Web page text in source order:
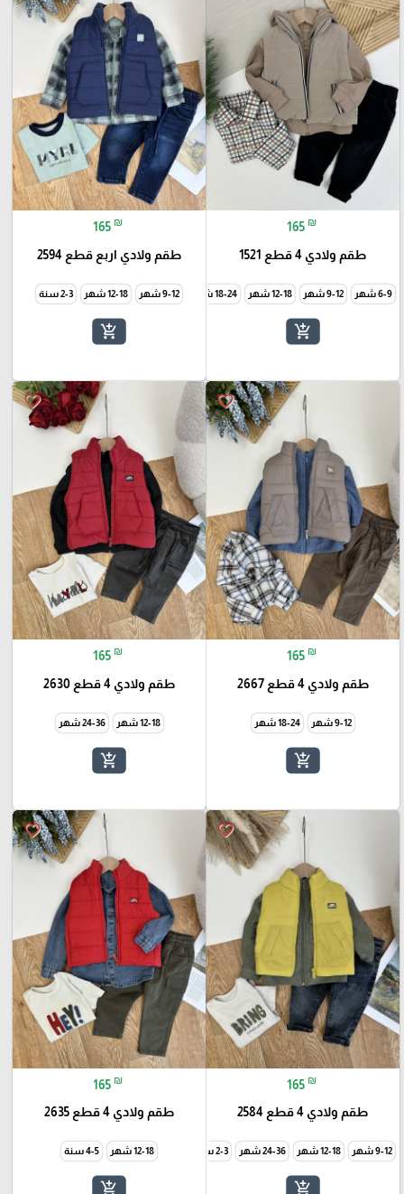
165 ₪
طقم ولادي 4 قطع 1521
6-9 شهر 9-12 شهر 12-18 شهر 18-24 شهر
add_shopping_cart
165 ₪
طقم ولادي اربع قطع 2594
9-12 شهر 12-18 شهر 2-3 سنة
add_shopping_cart
favorite_border
165 ₪
طقم ولادي 4 قطع 2667
9-12 شهر 18-24 شهر
add_shopping_cart
favorite_border
165 ₪
طقم ولادي 4 قطع 2630
12-18 شهر 24-36 شهر
add_shopping_cart
favorite_border
165 ₪
طقم ولادي 4 قطع 2584
9-12 شهر 12-18 شهر 24-36 شهر 2-3 سنة
add_shopping_cart
favorite_border
165 ₪
طقم ولادي 4 قطع 2635
12-18 شهر 4-5 سنة
add_shopping_cart